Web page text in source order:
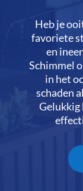
Heb je
favoriete
en
Schimmel
in het
schaden
Gelukkig